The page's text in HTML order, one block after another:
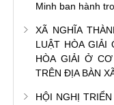
Minh ban hành
XÃ NGHĨA
LUẬT HÒA GIẢI
HÒA GIẢI Ở
TRÊN ĐỊA BÀN
HỘI NGHỊ